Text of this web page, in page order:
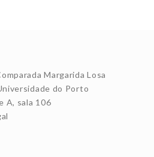
Margarida Losa
do Porto
A, sala 106